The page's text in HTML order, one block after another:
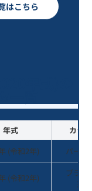
はこちら
年式
カラー
(令和2年) パール
(令和2年)
ブラッ
系